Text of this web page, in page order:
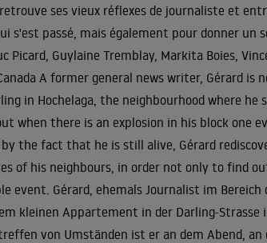
ses vieux réflexes de journaliste et
s'est passé, mais également pour donner un
Picard, Guylaine Tremblay, Markita Boies,
A former general news writer, Gérard is
in Hochelaga, the neighbourhood where
when there is an explosion in his block one
by the fact that he is still alive, Gérard
of his neighbours, in order not only to find
event. Gérard, ehemals Journalist im
kleinen Appartement in der Darling-Strasse
von Umständen ist er an dem Abend,